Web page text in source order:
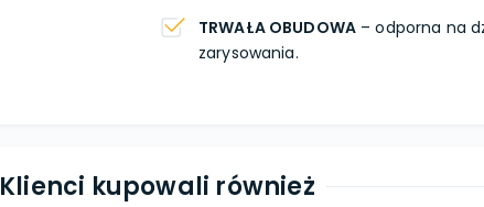
TRWAŁA OBUDOWA– odporna na
zarysowania.
Klienci kupowali również